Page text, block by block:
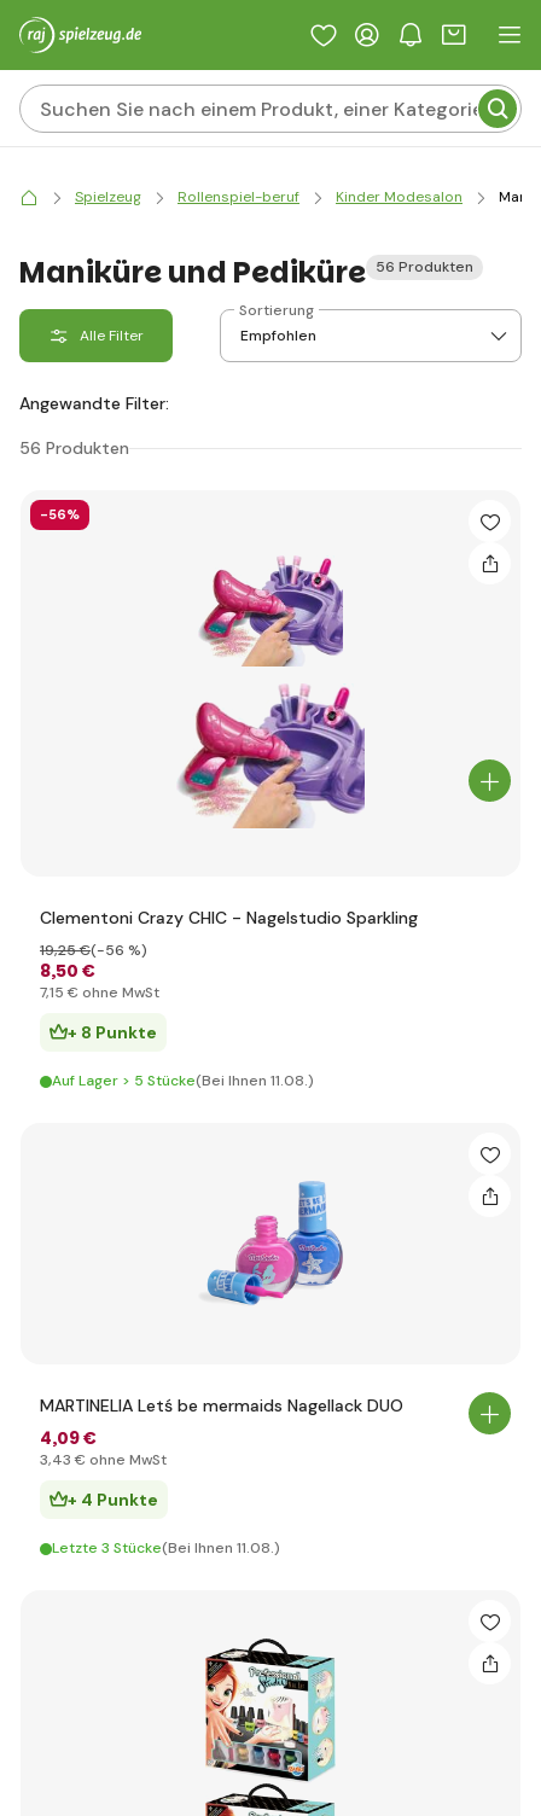
Spielzeug Rollenspiel-beruf Kinder Modesalon
Maniküre und Pediküre 56 Produkten
Alle Filter
Sortierung
Angewandte Filter:
56 Produkten
-56%
Clementoni Crazy CHIC - Nagelstudio Sparkling
8,50 €
19,25 €(-56 %)
7,15 € ohne MwSt
+ 8 Punkte
Auf Lager > 5 Stücke(Bei Ihnen 11.08.)
MARTINELIA Letś be mermaids Nagellack DUO
4,09 €
3,43 € ohne MwSt
+ 4 Punkte
Letzte 3 Stücke(Bei Ihnen 11.08.)